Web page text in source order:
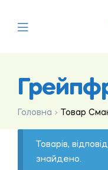
Головна Товар
Товарів,
знайдено.